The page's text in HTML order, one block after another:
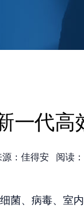
一代高
源：佳得安 阅读
菌、病毒、室